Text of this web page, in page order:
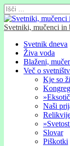
Išči:
Svetniki, mučenci in
Glavni
meni
Skip
content
Svetnik dneva
Živa voda
Blaženi,
Več o
Kje so
Naši
Slovar
Piškotki